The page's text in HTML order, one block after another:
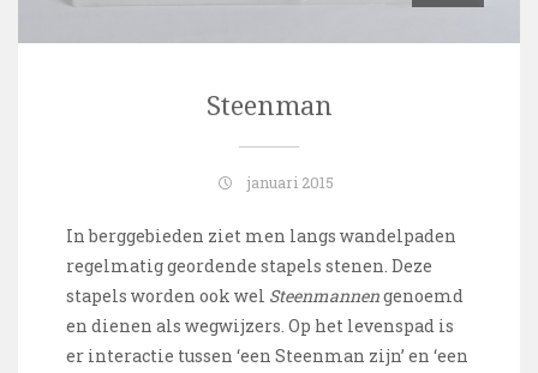
Steenman
januari 2015
In berggebieden ziet men langs wandelpaden
regelmatig geordende stapels stenen. Deze
stapels worden ook wel Steenmannengenoemd
en dienen als wegwijzers. Op het levenspad is
er interactie tussen ‘een Steenman zijn’ en ‘een